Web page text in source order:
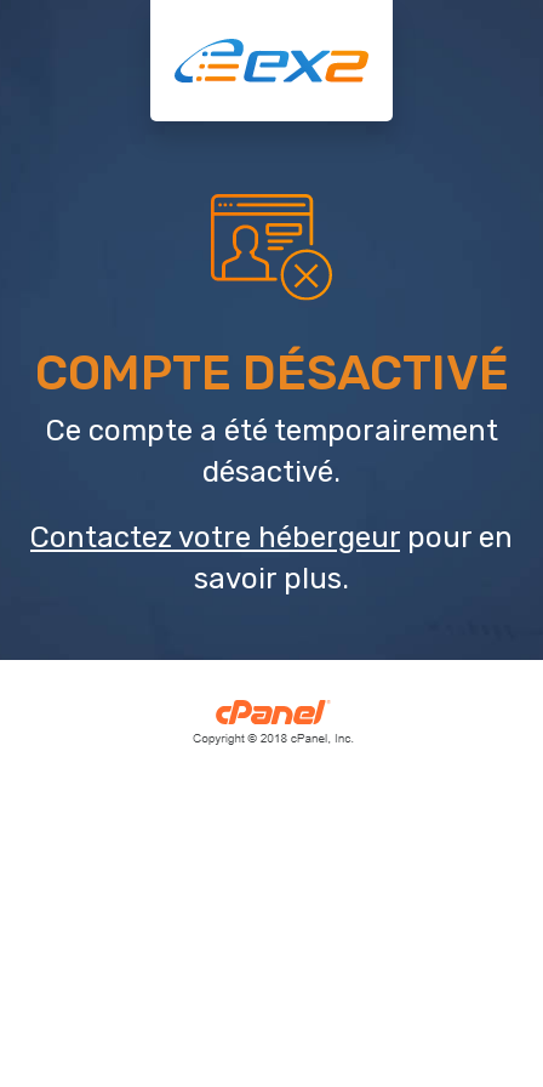
COMPTE DÉSACTIVÉ
Ce compte a été temporairement
désactivé.
Contactez votre hébergeur pour en
savoir plus.